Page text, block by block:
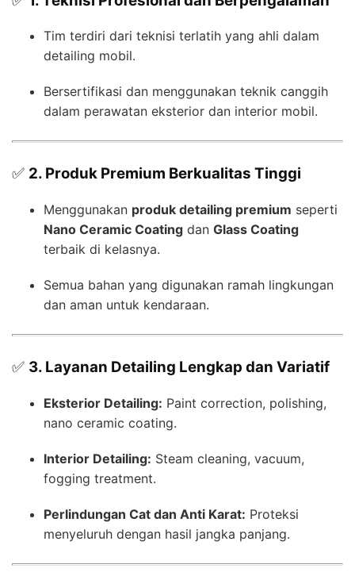
Tim terdiri dari teknisi terlatih yang ahli dalam
detailing mobil.
Bersertifikasi dan menggunakan teknik canggih
dalam perawatan eksterior dan interior mobil.
✅ 2. Produk Premium Berkualitas Tinggi
Menggunakan produk detailing premium seperti
Nano Ceramic Coating dan Glass Coating
terbaik di kelasnya.
Semua bahan yang digunakan ramah lingkungan
dan aman untuk kendaraan.
✅ 3. Layanan Detailing Lengkap dan Variatif
Eksterior Detailing: Paint correction, polishing,
nano ceramic coating.
Interior Detailing: Steam cleaning, vacuum,
fogging treatment.
Perlindungan Cat dan Anti Karat: Proteksi
menyeluruh dengan hasil jangka panjang.